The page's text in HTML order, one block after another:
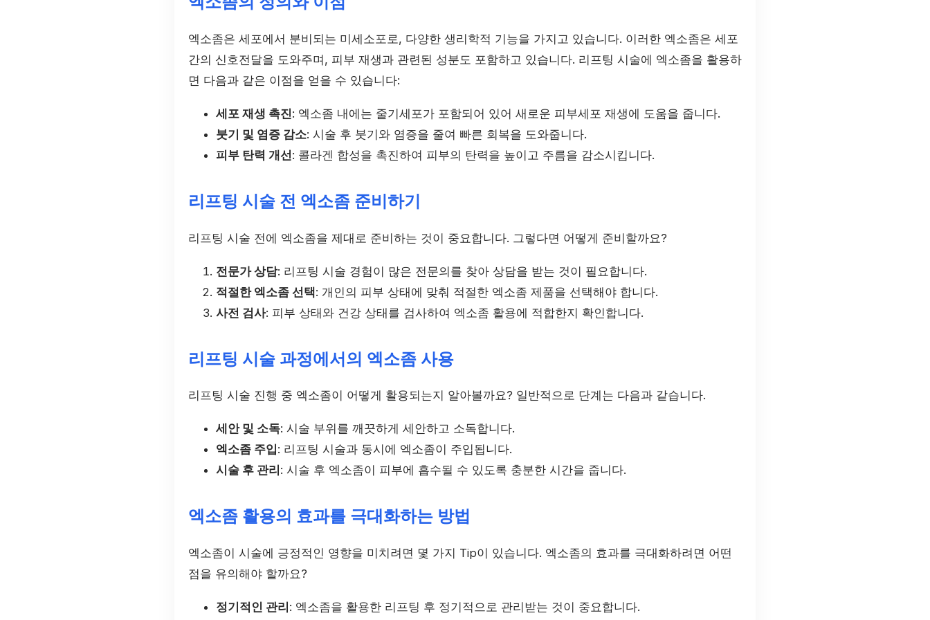
엑소좀은 세포에서 분비되는 미세소포로, 다양한 생리학적 기능을 가지고 있습니다. 이러한 엑소좀은 세포
간의 신호전달을 도와주며, 피부 재생과 관련된 성분도 포함하고 있습니다. 리프팅 시술에 엑소좀을 활용하
면 다음과 같은 이점을 얻을 수 있습니다:
세포 재생 촉진: 엑소좀 내에는 줄기세포가 포함되어 있어 새로운 피부세포 재생에 도움을 줍니다.
붓기 및 염증 감소: 시술 후 붓기와 염증을 줄여 빠른 회복을 도와줍니다.
피부 탄력 개선: 콜라겐 합성을 촉진하여 피부의 탄력을 높이고 주름을 감소시킵니다.
리프팅 시술 전 엑소좀 준비하기
리프팅 시술 전에 엑소좀을 제대로 준비하는 것이 중요합니다. 그렇다면 어떻게 준비할까요?
전문가 상담: 리프팅 시술 경험이 많은 전문의를 찾아 상담을 받는 것이 필요합니다.
적절한 엑소좀 선택: 개인의 피부 상태에 맞춰 적절한 엑소좀 제품을 선택해야 합니다.
사전 검사: 피부 상태와 건강 상태를 검사하여 엑소좀 활용에 적합한지 확인합니다.
리프팅 시술 과정에서의 엑소좀 사용
리프팅 시술 진행 중 엑소좀이 어떻게 활용되는지 알아볼까요? 일반적으로 단계는 다음과 같습니다.
세안 및 소독: 시술 부위를 깨끗하게 세안하고 소독합니다.
엑소좀 주입: 리프팅 시술과 동시에 엑소좀이 주입됩니다.
시술 후 관리 : 시술 후 엑소좀이 피부에 흡수될 수 있도록 충분한 시간을 줍니다.
엑소좀 활용의 효과를 극대화하는 방법
엑소좀이 시술에 긍정적인 영향을 미치려면 몇 가지 Tip이 있습니다. 엑소좀의 효과를 극대화하려면 어떤
점을 유의해야 할까요?
정기적인 관리 : 엑소좀을 활용한 리프팅 후 정기적으로 관리받는 것이 중요합니다.